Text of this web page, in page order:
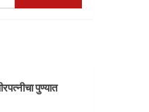
पुण्यात